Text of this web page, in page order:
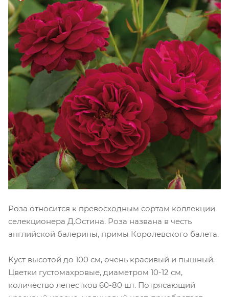
Роза относится к превосходным сортам коллекции
селекционера Д.Остина. Роза названа в честь
английской балерины, примы Королевского балета.
Куст высотой до 100 см, очень красивый и пышный.
Цветки густомахровые, диаметром 10-12 см,
количество лепестков 60-80 шт. Потрясающий